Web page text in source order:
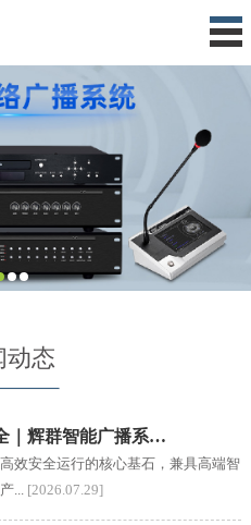
动态
｜辉群智能广播系…
效安全运行的核心基石，兼具高端智
... [2026.07.29]